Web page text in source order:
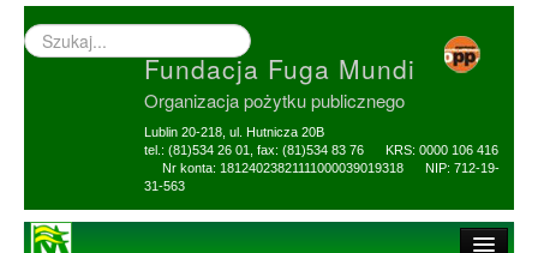
Wyszukiwarka
–
Fundacja Fuga Mundi
Organizacja pożytku publicznego
Lublin 20-218, ul. Hutnicza 20B
tel.: (81)534 26 01, fax: (81)534 83 76 KRS: 0000 106 416
Nr konta: 18124023821111000039019318 NIP: 712-19-
31-563